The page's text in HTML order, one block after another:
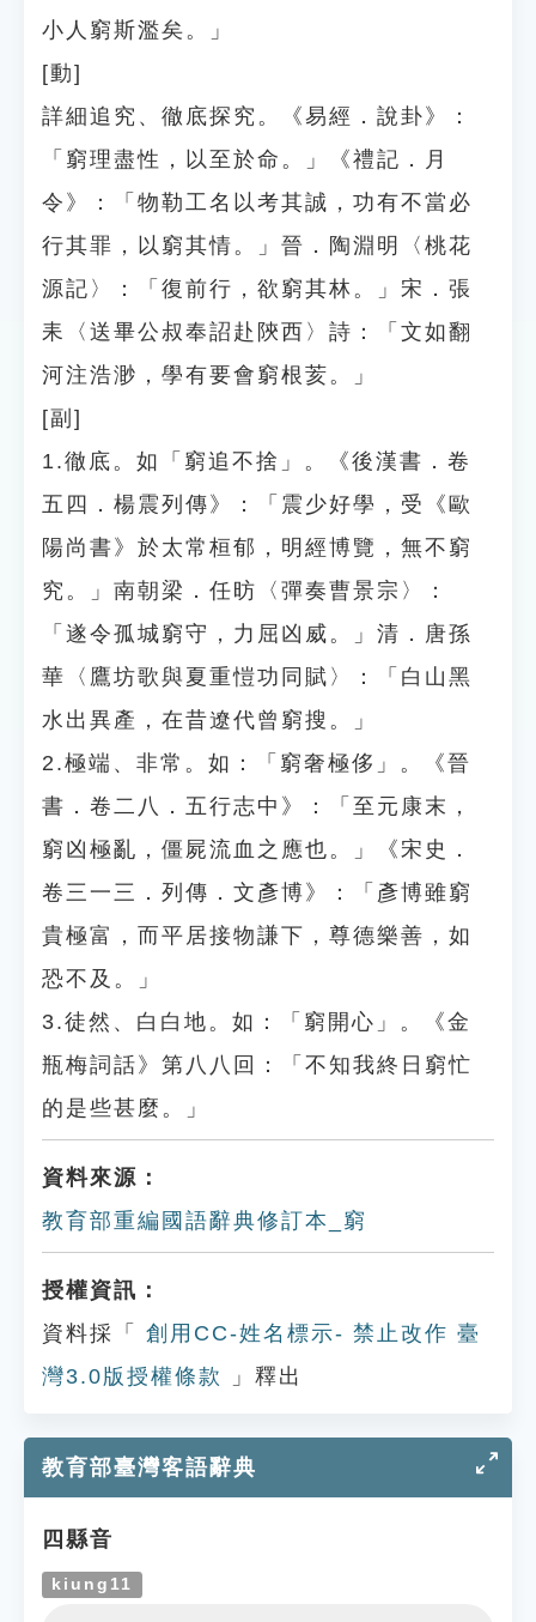
小人窮斯濫矣。」
[動]
詳細追究、徹底探究。《易經．說卦》：
「窮理盡性，以至於命。」《禮記．月
令》：「物勒工名以考其誠，功有不當必
行其罪，以窮其情。」晉．陶淵明〈桃花
源記〉：「復前行，欲窮其林。」宋．張
耒〈送畢公叔奉詔赴陝西〉詩：「文如翻
河注浩渺，學有要會窮根荄。」
[副]
1.徹底。如「窮追不捨」。《後漢書．卷
五四．楊震列傳》：「震少好學，受《歐
陽尚書》於太常桓郁，明經博覽，無不窮
究。」南朝梁．任昉〈彈奏曹景宗〉：
「遂令孤城窮守，力屈凶威。」清．唐孫
華〈鷹坊歌與夏重愷功同賦〉：「白山黑
水出異產，在昔遼代曾窮搜。」
2.極端、非常。如：「窮奢極侈」。《晉
書．卷二八．五行志中》：「至元康末，
窮凶極亂，僵屍流血之應也。」《宋史．
卷三一三．列傳．文彥博》：「彥博雖窮
貴極富，而平居接物謙下，尊德樂善，如
恐不及。」
3.徒然、白白地。如：「窮開心」。《金
瓶梅詞話》第八八回：「不知我終日窮忙
的是些甚麼。」
資料來源：
教育部重編國語辭典修訂本_窮
授權資訊：
資料採「
創用CC-姓名標示- 禁止改作 臺
灣3.0版授權條款
」釋出
教育部臺灣客語辭典
四縣音
kiung11